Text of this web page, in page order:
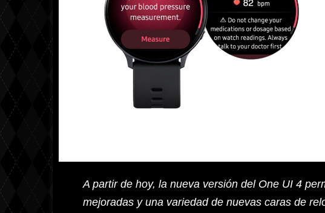
A partir de hoy, la nueva versión del One UI 4
mejoradas y una variedad de nuevas caras de